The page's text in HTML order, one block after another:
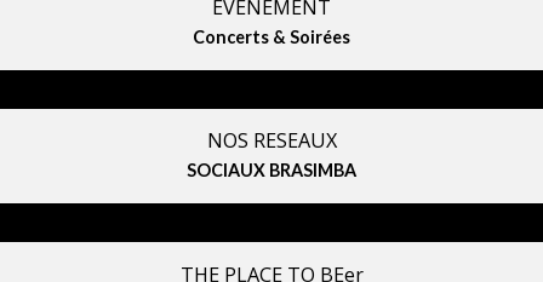
EVENEMENT
Concerts & Soirées
NOS RESEAUX
SOCIAUX BRASIMBA
THE PLACE TO BEer